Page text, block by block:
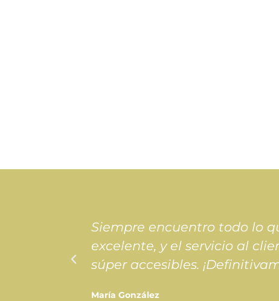
Siempre encuentro todo lo
excelente, y el servicio al
súper accesibles.
María González